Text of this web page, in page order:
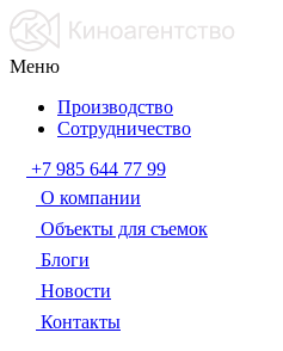
Меню
Производство
Сотрудничество
+7 985 644 77 99
О компании
Объекты для съемок
Блоги
Новости
Контакты